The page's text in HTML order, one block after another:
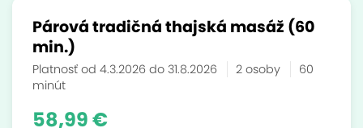
Párová tradičná thajská masáž (60
min.)
Platnosť od 4.3.2026 do 31.8.2026 2 osoby
60
minút
58,99 €